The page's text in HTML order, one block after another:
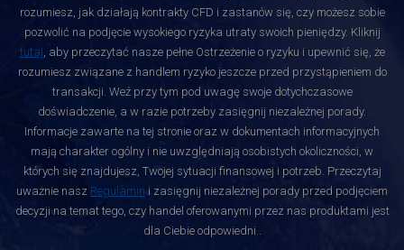
rozumiesz, jak działają kontrakty CFD i zastanów się, czy możesz sobie
pozwolić na podjęcie wysokiego ryzyka utraty swoich pieniędzy. Kliknij
tutaj, aby przeczytać nasze pełne Ostrzeżenie o ryzyku i upewnić się, że
rozumiesz związane z handlem ryzyko jeszcze przed przystąpieniem do
transakcji. Weź przy tym pod uwagę swoje dotychczasowe
doświadczenie, a w razie potrzeby zasięgnij niezależnej porady.
Informacje zawarte na tej stronie oraz w dokumentach informacyjnych
mają charakter ogólny i nie uwzględniają osobistych okoliczności, w
których się znajdujesz, Twojej sytuacji finansowej i potrzeb. Przeczytaj
uważnie nasz Regulamin i zasięgnij niezależnej porady przed podjęciem
decyzji na temat tego, czy handel oferowanymi przez nas produktami jest
dla Ciebie odpowiedni..